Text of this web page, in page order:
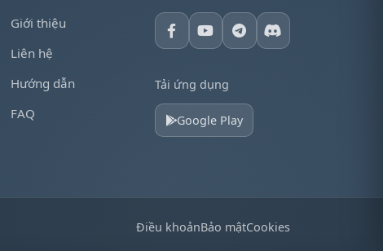
Giới thiệu
Liên hệ
Hướng dẫn
FAQ
Tải ứng dụng
Google Play
Điều khoảnBảo mậtCookies